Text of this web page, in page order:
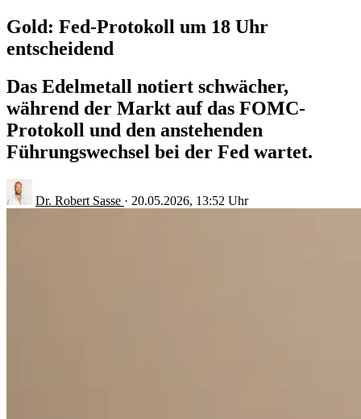
Gold: Fed-Protokoll um 18 Uhr
entscheidend
Das Edelmetall notiert schwächer,
während der Markt auf das FOMC-
Protokoll und den anstehenden
Führungswechsel bei der Fed wartet.
Dr. Robert Sasse · 20.05.2026, 13:52 Uhr